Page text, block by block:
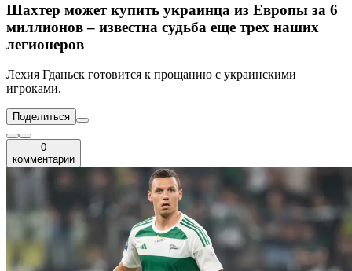
Шахтер может купить украинца из Европы за 6
миллионов – известна судьба еще трех наших
легионеров
Лехия Гданьск готовится к прощанию с украинскими
игроками.
Поделиться
0
комментарии